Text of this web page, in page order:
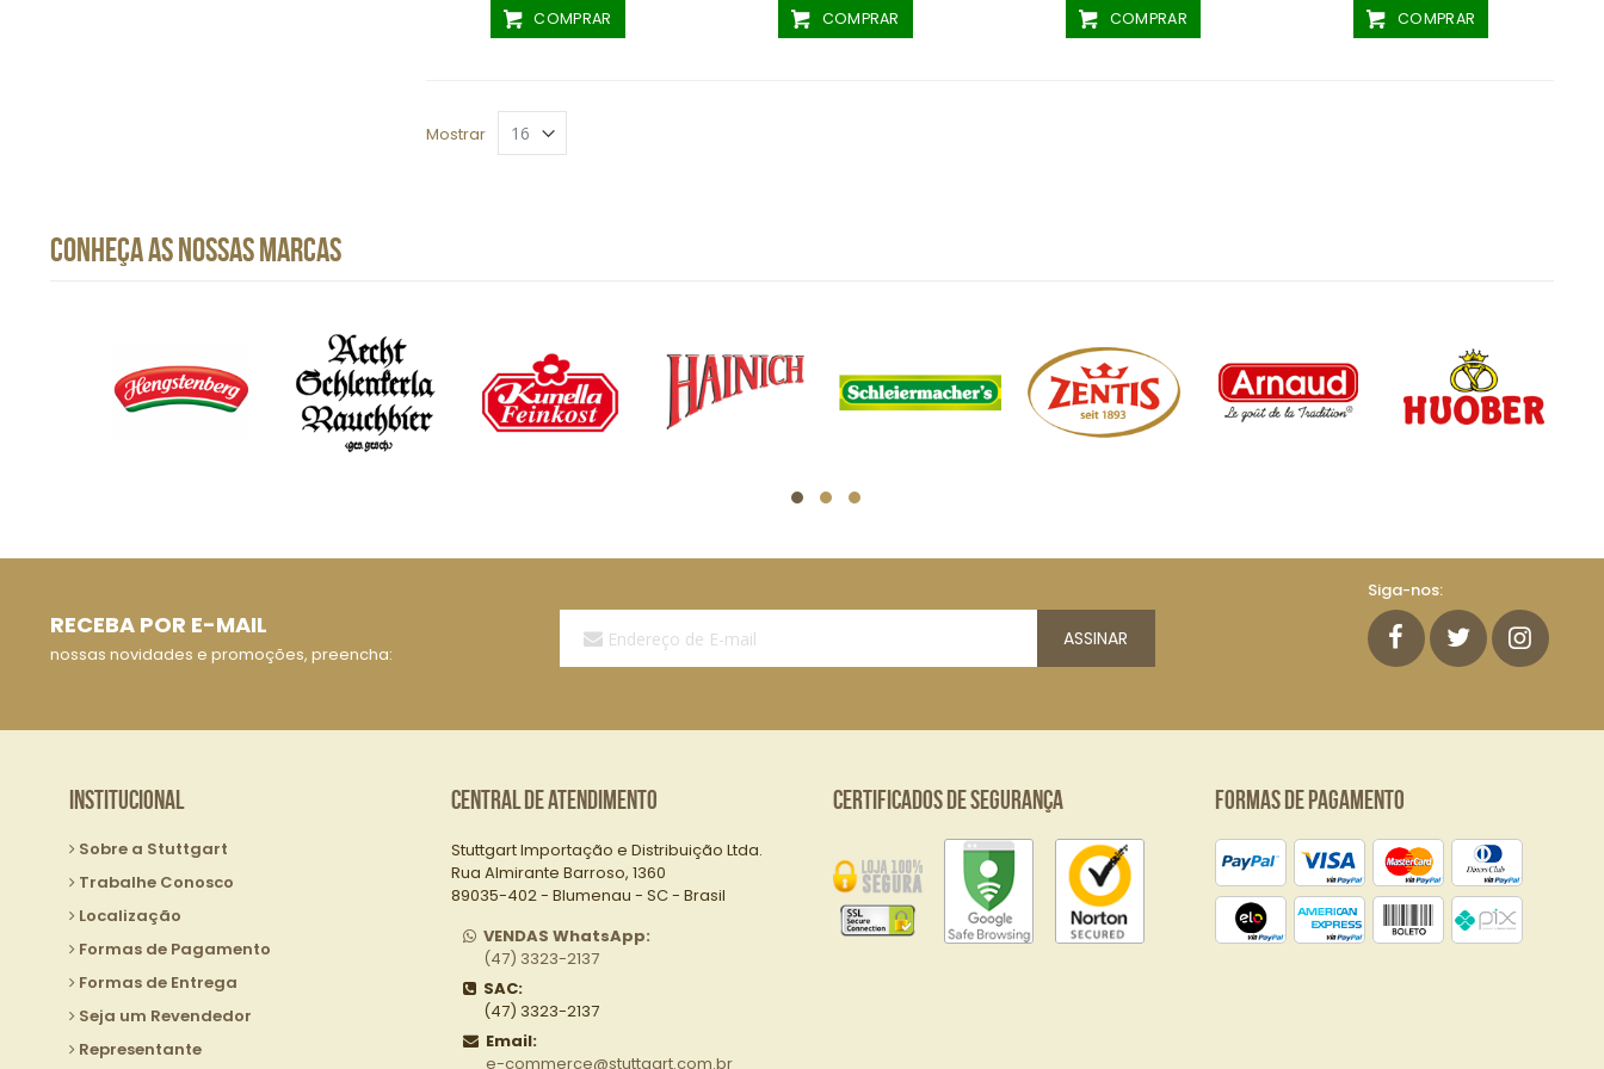
COMPRAR COMPRAR COMPRAR COMPRAR
Mostrar
CONHEÇA AS NOSSAS MARCAS
RECEBA POR E-MAIL
nossas novidades e promoções, preencha:
Nossa
E-
ASSINAR
Siga-nos:
Institucional
Sobre a Stuttgart
Trabalhe Conosco
Localização
Formas de Pagamento
Formas de Entrega
Seja um Revendedor
Representante
Central de Atendimento
Stuttgart Importação e Distribuição Ltda.
Rua Almirante Barroso, 1360
89035-402 - Blumenau - SC - Brasil
VENDAS WhatsApp:
(47) 3323-2137
SAC:
(47) 3323-2137
Email:
e-commerce@stuttgart.com.br
Certificados de Segurança Formas de Pagamento